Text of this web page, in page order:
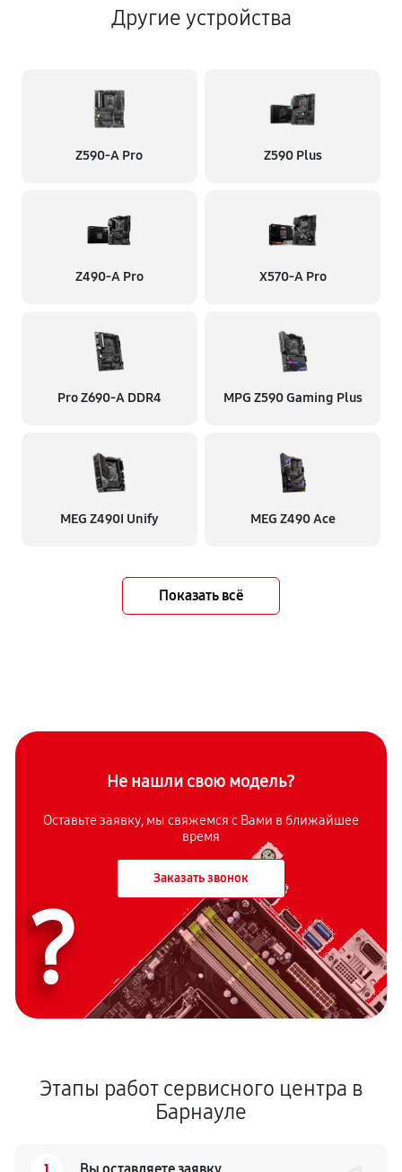
Другие устройства
Z590-A Pro Z590 Plus
Z490-A Pro X570-A Pro
Pro Z690-A DDR4 MPG Z590 Gaming Plus
MEG Z490I Unify MEG Z490 Ace
Показать всё
Не нашли свою модель?
Оставьте заявку, мы свяжемся с Вами в ближайшее
время
Заказать звонок
?
Этапы работ сервисного центра в
Барнауле